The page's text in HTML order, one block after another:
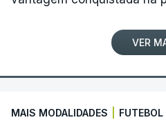
VER
MAIS MODALIDADES